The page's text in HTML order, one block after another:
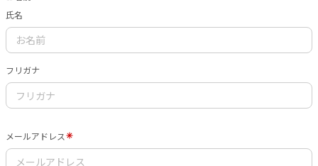
氏名
フリガナ
メールアドレス